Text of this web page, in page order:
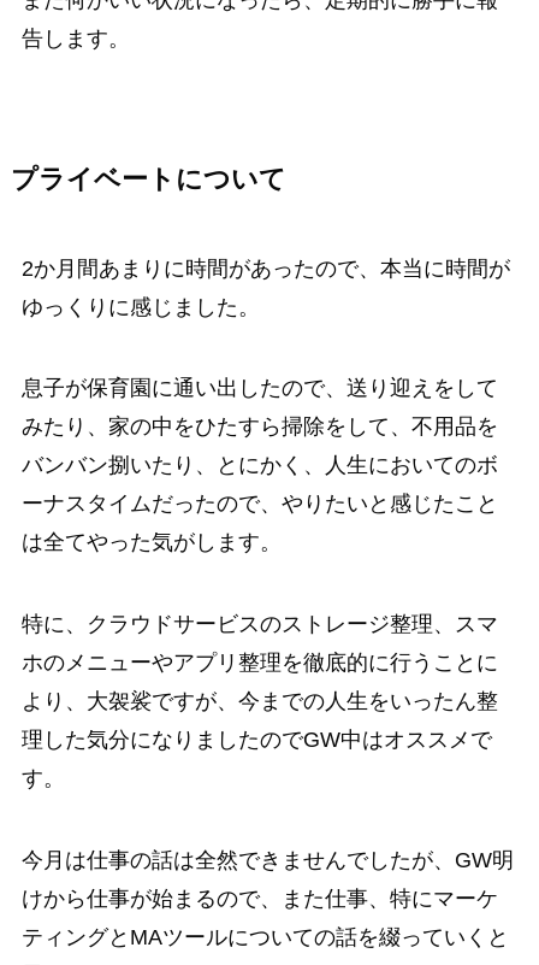
告します。
プライベートについて
2か月間あまりに時間があったので、本当に時間が
ゆっくりに感じました。
息子が保育園に通い出したので、送り迎えをして
みたり、家の中をひたすら掃除をして、不用品を
バンバン捌いたり、とにかく、人生においてのボ
ーナスタイムだったので、やりたいと感じたこと
は全てやった気がします。
特に、クラウドサービスのストレージ整理、スマ
ホのメニューやアプリ整理を徹底的に行うことに
より、大袈裟ですが、今までの人生をいったん整
理した気分になりましたのでGW中はオススメで
す。
今月は仕事の話は全然できませんでしたが、GW明
けから仕事が始まるので、また仕事、特にマーケ
ティングとMAツールについての話を綴っていくと